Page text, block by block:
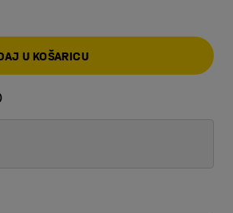
U KOŠARICU